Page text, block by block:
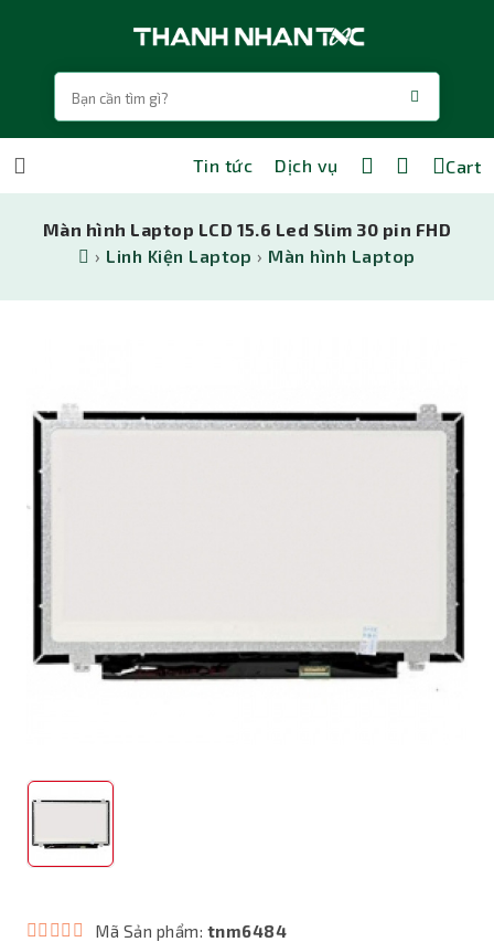
Tin tức Dịch vụ Cart
Màn hình Laptop LCD 15.6 Led Slim 30 pin FHD
› Linh Kiện Laptop › Màn hình Laptop
Mã Sản phẩm: tnm6484